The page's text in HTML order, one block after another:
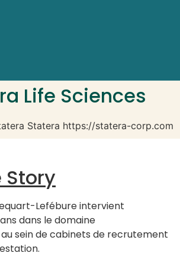
Life Sciences
Story
Lefébure intervient
dans le domaine
sein de cabinets de recrutement